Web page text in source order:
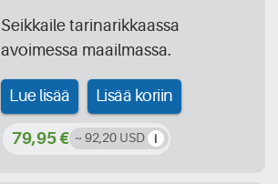
Seikkaile tarinarikkaassa
avoimessa maailmassa.
Lue lisää Lisää koriin
79,95 € ~ 92,20 USD